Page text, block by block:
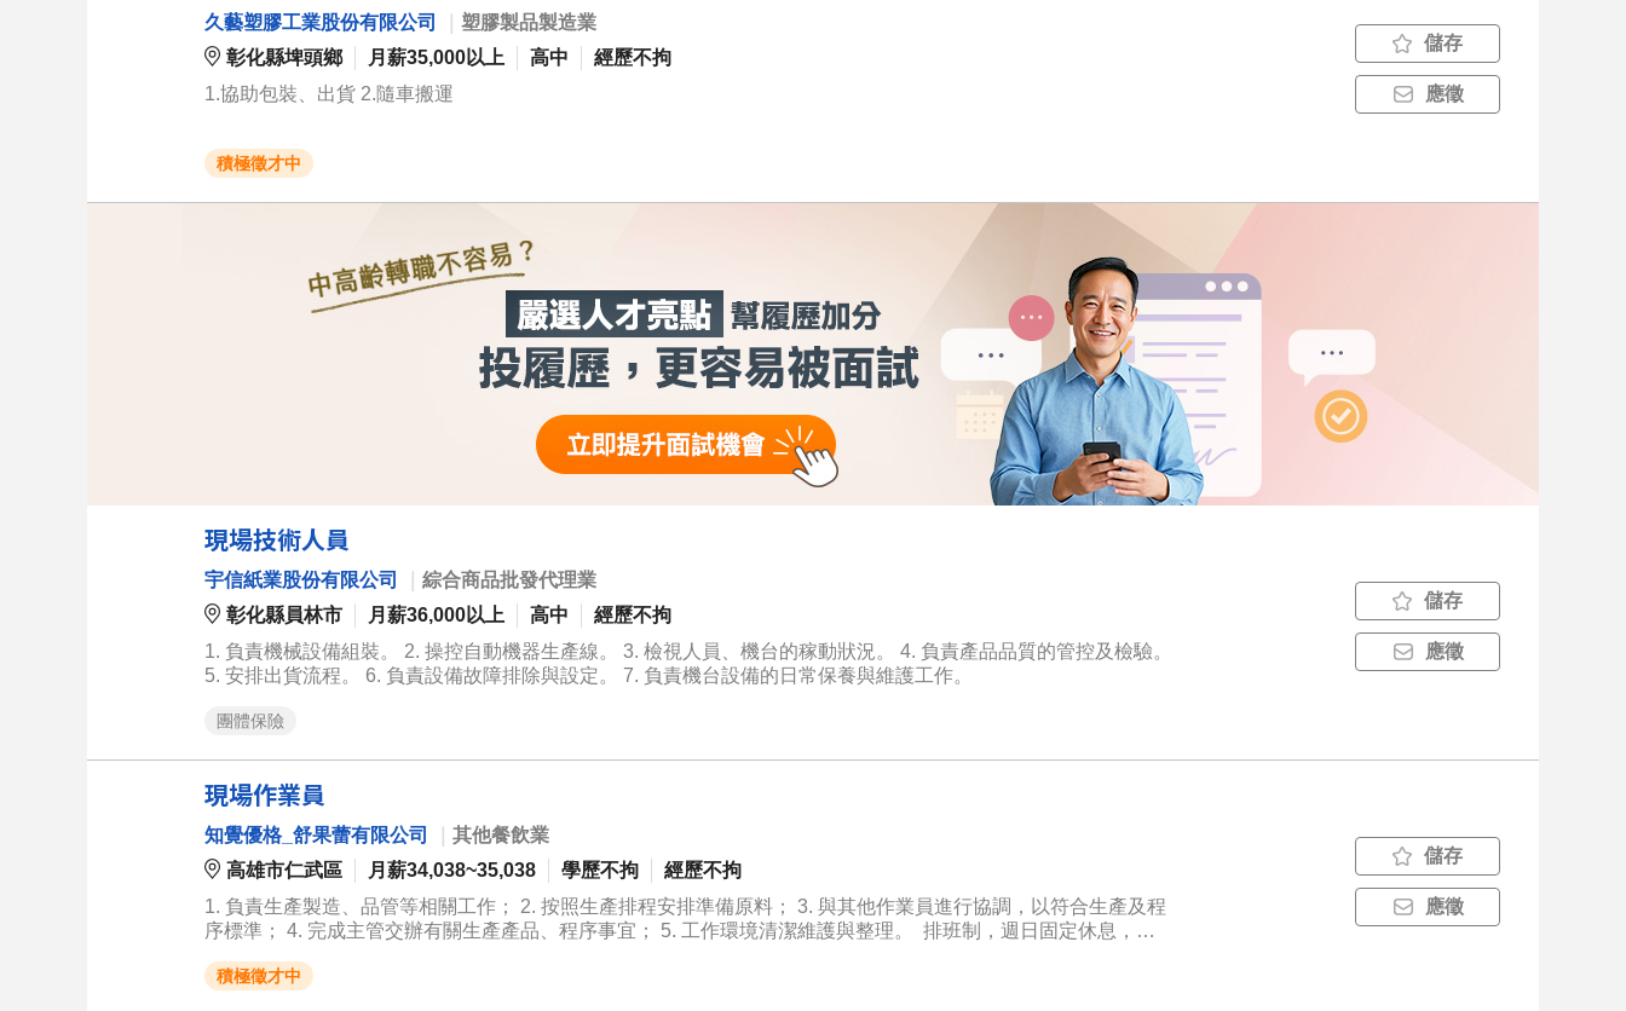
久藝塑膠工業股份有限公司
塑膠製品製造業
彰化縣埤頭鄉
月薪35,000以上 高中
經歷不拘
1.協助包裝、出貨 2.隨車搬運
積極徵才中
儲存
應徵
現場技術人員
宇信紙業股份有限公司
綜合商品批發代理業
彰化縣員林市
月薪36,000以上 高中
經歷不拘
1. 負責機械設備組裝。 2. 操控自動機器生產線。 3. 檢視人員、機台的稼動狀況。 4. 負責產品品質的管控及檢驗。
5. 安排出貨流程。 6. 負責設備故障排除與設定。 7. 負責機台設備的日常保養與維護工作。
團體保險
儲存
應徵
現場作業員
知覺優格_舒果蕾有限公司
其他餐飲業
高雄市仁武區
月薪34,038~35,038 學歷不拘
經歷不拘
1. 負責生產製造、品管等相關工作； 2. 按照生產排程安排準備原料； 3. 與其他作業員進行協調，以符合生產及程
序標準； 4. 完成主管交辦有關生產產品、程序事宜； 5. 工作環境清潔維護與整理。 排班制，週日固定休息，週
利以及工作獎金。 我們歡迎您的加入，如果您對我們的公司和這個職位感興趣，請盡快申請並表達您的意願。
積極徵才中
儲存
應徵